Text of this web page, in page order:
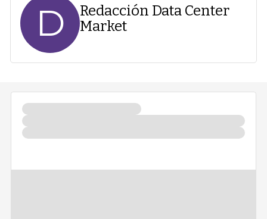
D
Redacción Data Center
Market